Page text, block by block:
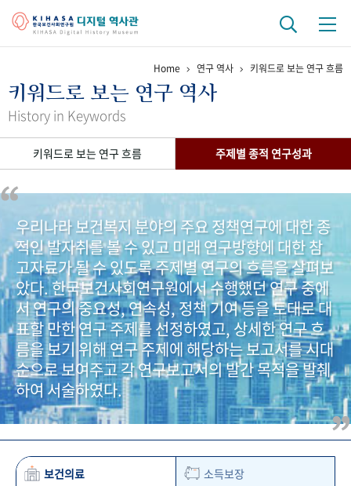
걸어온 길 기관 변천사 역대 기관장
연구 역사
간행물 변천사
기록물 아카이브
사진 아카이브 문서 기록물 행정박물 영상 기록물
50+1 주년 기념
성과 50선 숫자로 보는 50년 50+1주년 광장
세계와 함께 한 KIHASA
VR 역사관
Home 연구 역사 키워드로 보는 연구 흐름
키워드로 보는 연구 역사
History in Keywords
키워드로 보는 연구 흐름 주제별 종적 연구성과
우리나라 보건복지 분야의 주요 정책연구에 대한 종
적인 발자취를 볼 수 있고 미래 연구방향에 대한 참
고자료가 될 수 있도록 주제별 연구의 흐름을 살펴보
았다. 한국보건사회연구원에서 수행했던 연구 중에
서 연구의 중요성, 연속성, 정책 기여 등을 토대로 대
표할 만한 연구 주제를 선정하였고, 상세한 연구 흐
름을 보기 위해 연구 주제에 해당하는 보고서를 시대
순으로 보여주고 각 연구보고서의 발간 목적을 발췌
하여 서술하였다.
보건의료 소득보장